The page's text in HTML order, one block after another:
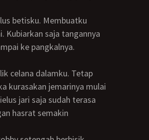
Kubiarkan saja tangannya
ke pangkalnya.
kurasakan jemarinya mulai
jari saja sudah terasa
hasrat semakin